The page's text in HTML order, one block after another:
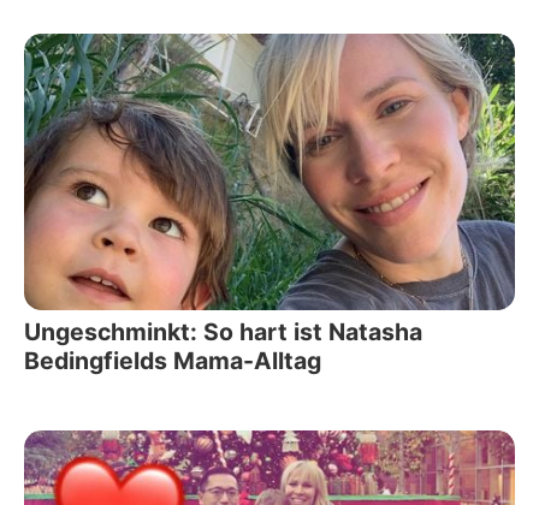
Ungeschminkt: So hart ist Natasha
Bedingfields Mama-Alltag